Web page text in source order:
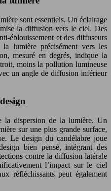
sont essentiels. Un éclairage
la diffusion vers le ciel. Des
éblouissement et des diffuseurs
lumière précisément vers les
mesuré en degrés, indique la
moins la pollution lumineuse
un angle de diffusion inférieur
la dispersion de la lumière. Un
sur une plus grande surface,
Le design du candélabre joue
bien pensé, intégrant des
contre la diffusion latérale
l’impact sur le ciel
réfléchissants peut également